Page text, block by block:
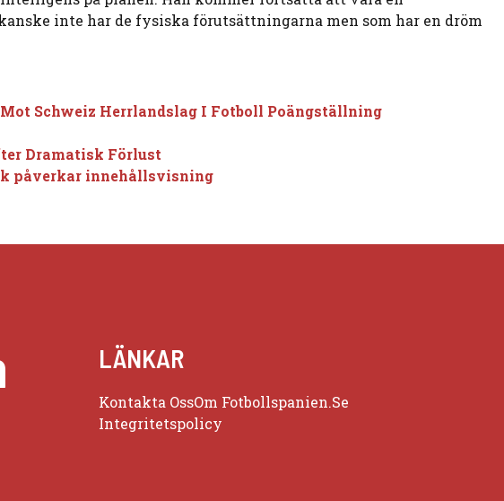
inte har de fysiska förutsättningarna men som har en dröm
Schweiz Herrlandslag I Fotboll Poängställning
Dramatisk Förlust
påverkar innehållsvisning
LÄNKAR
Kontakta OssOm Fotbollspanien.se
Integritetspolicy